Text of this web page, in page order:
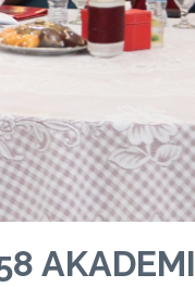
AKADEMI